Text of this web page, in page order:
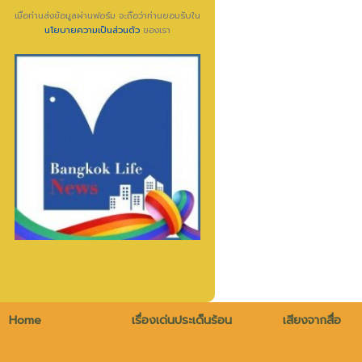
เมื่อท่านส่งข้อมูลผ่านฟอร์ม จะถือว่าท่านยอมรับใน
นโยบายความเป็นส่วนตัว ของเรา
Home เรื่องเด่นประเด็นร้อน เสียงจากสื่อ